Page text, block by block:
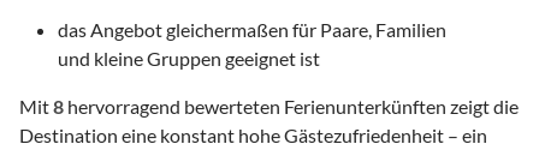
das Angebot gleichermaßen für Paare, Familien
und kleine Gruppen geeignet ist
Mit8 hervorragend bewerteten Ferienunterkünften zeigt die
Destination eine konstant hohe Gästezufriedenheit – ein